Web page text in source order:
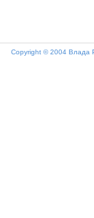
Copyright © 2004 Влада